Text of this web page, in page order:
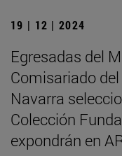
19 | 12 | 2024
Egresadas del
Comisariado
Navarra
Colección
expondrán en